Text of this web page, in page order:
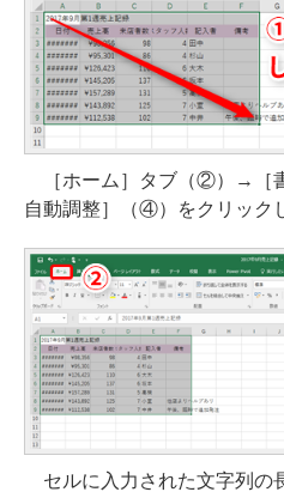
［ホーム］タブ（②）→［
自動調整］（④）をクリック
セルに入力された文字列の